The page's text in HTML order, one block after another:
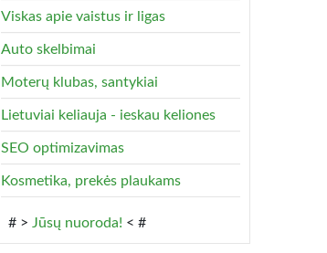
Viskas apie vaistus ir ligas
Auto skelbimai
Moterų klubas, santykiai
Lietuviai keliauja - ieskau keliones
SEO optimizavimas
Kosmetika, prekės plaukams
# > Jūsų nuoroda! < #